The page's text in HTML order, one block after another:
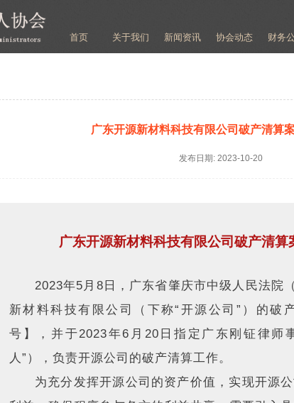
首页 关于我们 新闻资讯 协会动态 财务
广东开源新材料科技有限公司破产清算
发布日期: 2023-10-20
广东开源新材料科技有限公司破产清
2023年5月8日，广东省肇庆市中级人民法院
新材料科技有限公司（下称“开源公司”）的破
号】，并于2023年6月20日指定广东刚钲律师
人”），负责开源公司的破产清算工作。
为充分发挥开源公司的资产价值，实现开源